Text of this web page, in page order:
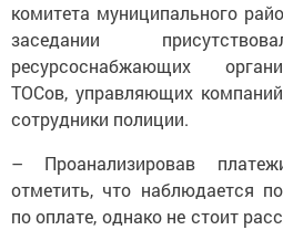
комитета муниципального
заседании
ресурсоснабжающих
ТОСов, управляющих
сотрудники полиции.
– Проанализировав
отметить, что наблю­дается
по оплате, однако не стоит­